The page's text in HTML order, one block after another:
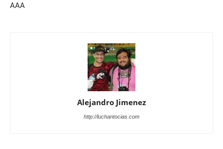
AAA
Alejandro Jimenez
http://luchantocias.com